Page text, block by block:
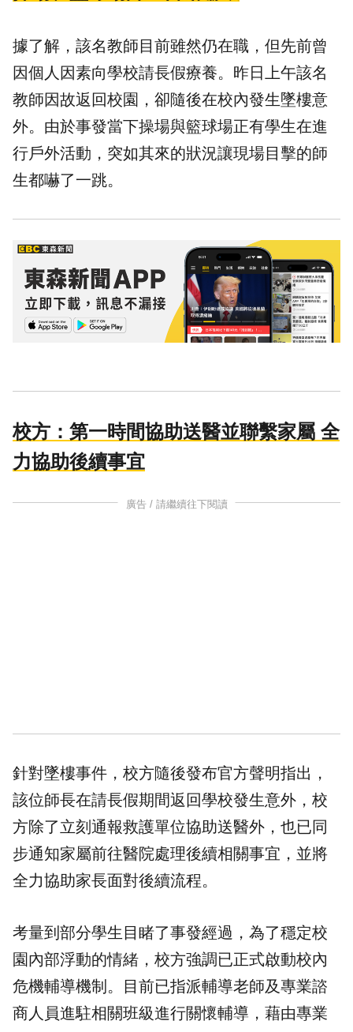
據了解，該名教師目前雖然仍在職，但先前曾
因個人因素向學校請長假療養。昨日上午該名
教師因故返回校園，卻隨後在校內發生墜樓意
外。由於事發當下操場與籃球場正有學生在進
行戶外活動，突如其來的狀況讓現場目擊的師
生都嚇了一跳。
校方：第一時間協助送醫並聯繫家屬 全
力協助後續事宜
廣告 / 請繼續往下閱讀
針對墜樓事件，校方隨後發布官方聲明指出，
該位師長在請長假期間返回學校發生意外，校
方除了立刻通報救護單位協助送醫外，也已同
步通知家屬前往醫院處理後續相關事宜，並將
全力協助家長面對後續流程。
考量到部分學生目睹了事發經過，為了穩定校
園內部浮動的情緒，校方強調已正式啟動校內
危機輔導機制。目前已指派輔導老師及專業諮
商人員進駐相關班級進行關懷輔導，藉由專業